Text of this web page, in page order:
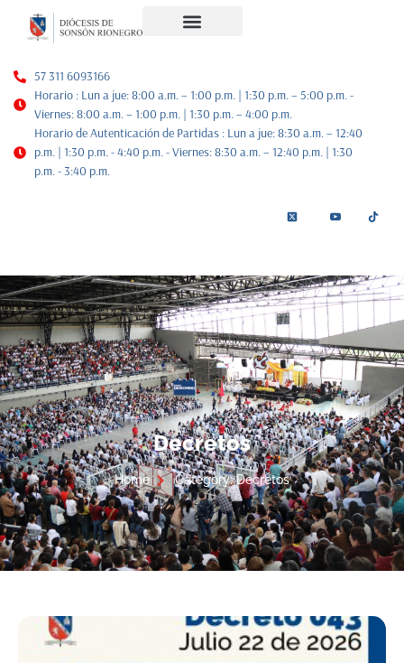
57 311 6093166
Horario : Lun a jue: 8:00 a.m. – 1:00 p.m. | 1:30 p.m. – 5:00 p.m. -
Viernes: 8:00 a.m. – 1:00 p.m. | 1:30 p.m. – 4:00 p.m.
Horario de Autenticación de Partidas : Lun a jue: 8:30 a.m. – 12:40
p.m. | 1:30 p.m. - 4:40 p.m. - Viernes: 8:30 a.m. – 12:40 p.m. | 1:30
p.m. - 3:40 p.m.
Decretos
Home Category: Decretos